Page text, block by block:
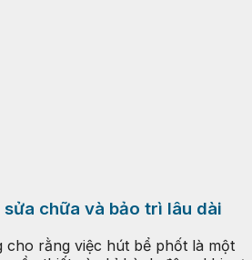
chữa và bảo trì lâu dài
cho rằng việc hút bể phốt là một